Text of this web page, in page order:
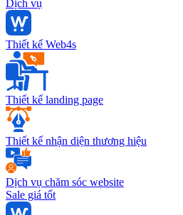
Dịch vụ
Thiết kế Web4s
Thiết kế landing page
Thiết kế nhận diện thương hiệu
Dịch vụ chăm sóc website
Sale giá tốt